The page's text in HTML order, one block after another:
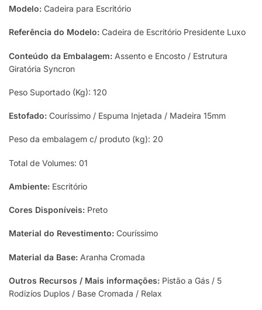
Modelo: Cadeira para Escritório
Referência do Modelo: Cadeira de Escritório Presidente Luxo
Conteúdo da Embalagem: Assento e Encosto / Estrutura
Giratória Syncron
Peso Suportado (Kg): 120
Estofado: Couríssimo / Espuma Injetada / Madeira 15mm
Peso da embalagem c/ produto (kg): 20
Total de Volumes: 01
Ambiente: Escritório
Cores Disponíveis: Preto
Material do Revestimento: Couríssimo
Material da Base: Aranha Cromada
Outros Recursos / Mais informações: Pistão a Gás / 5
Rodizíos Duplos / Base Cromada / Relax